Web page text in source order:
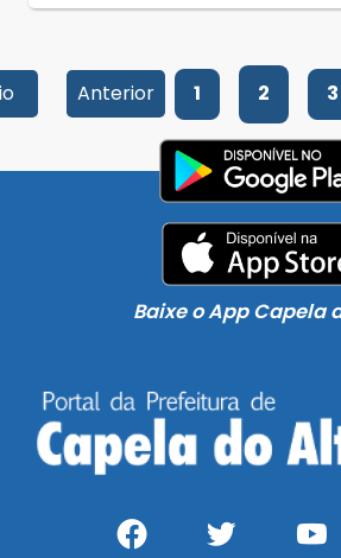
Anterior 1 2 3
Baixe o App Capela